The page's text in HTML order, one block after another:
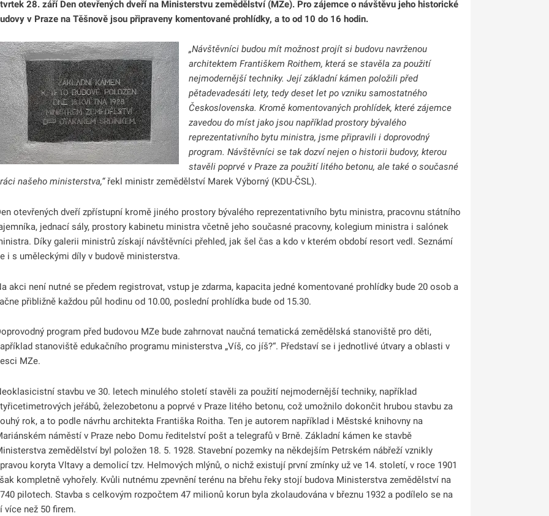
28. září Den otevřených dveří na Ministerstvu zemědělství (MZe). Pro zájemce o návštěvu jeho historické
v Praze na Těšnově jsou připraveny komentované prohlídky, a to od 10 do 16 hodin.
„Návštěvníci budou mít možnost projít si budovu navrženou
architektem Františkem Roithem, která se stavěla za použití
nejmodernější techniky. Její základní kámen položili před
pětadevadesáti lety, tedy deset let po vzniku samostatného
Československa. Kromě komentovaných prohlídek, které zájemce
zavedou do míst jako jsou například prostory bývalého
reprezentativního bytu ministra, jsme připravili i doprovodný
program. Návštěvníci se tak dozví nejen o historii budovy, kterou
stavěli poprvé v Praze za použití litého betonu, ale také o současné
našeho ministerstva,“řekl ministr zemědělství Marek Výborný (KDU-ČSL).
otevřených dveří zpřístupní kromě jiného prostory bývalého reprezentativního bytu ministra, pracovnu státního
jednací sály, prostory kabinetu ministra včetně jeho současné pracovny, kolegium ministra i salónek
Díky galerii ministrů získají návštěvníci přehled, jak šel čas a kdo v kterém období resort vedl. Seznámí
i s uměleckými díly v budově ministerstva.
akci není nutné se předem registrovat, vstup je zdarma, kapacita jedné komentované prohlídky bude 20 osob a
přibližně každou půl hodinu od 10.00, poslední prohlídka bude od 15.30.
program před budovou MZe bude zahrnovat naučná tematická zemědělská stanoviště pro děti,
stanoviště edukačního programu ministerstva „Víš, co jíš?“. Představí se i jednotlivé útvary a oblasti v
MZe.
stavbu ve 30. letech minulého století stavěli za použití nejmodernější techniky, například
jeřábů, železobetonu a poprvé v Praze litého betonu, což umožnilo dokončit hrubou stavbu za
rok, a to podle návrhu architekta Františka Roitha. Ten je autorem například i Městské knihovny na
náměstí v Praze nebo Domu ředitelství pošt a telegrafů v Brně. Základní kámen ke stavbě
zemědělství byl položen 18. 5. 1928. Stavební pozemky na někdejším Petrském nábřeží vznikly
koryta Vltavy a demolicí tzv. Helmových mlýnů, o nichž existují první zmínky už ve 14. století, v roce 1901
kompletně vyhořely. Kvůli nutnému zpevnění terénu na břehu řeky stojí budova Ministerstva zemědělství na
pilotech. Stavba s celkovým rozpočtem 47 milionů korun byla zkolaudována v březnu 1932 a podílelo se na
více než 50 firem.